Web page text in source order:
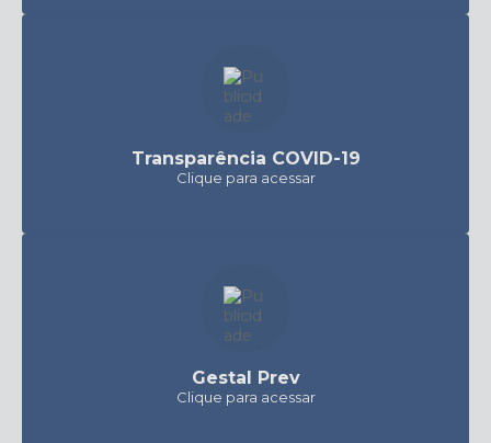
Transparência COVID-19
Clique para acessar
Gestal Prev
Clique para acessar